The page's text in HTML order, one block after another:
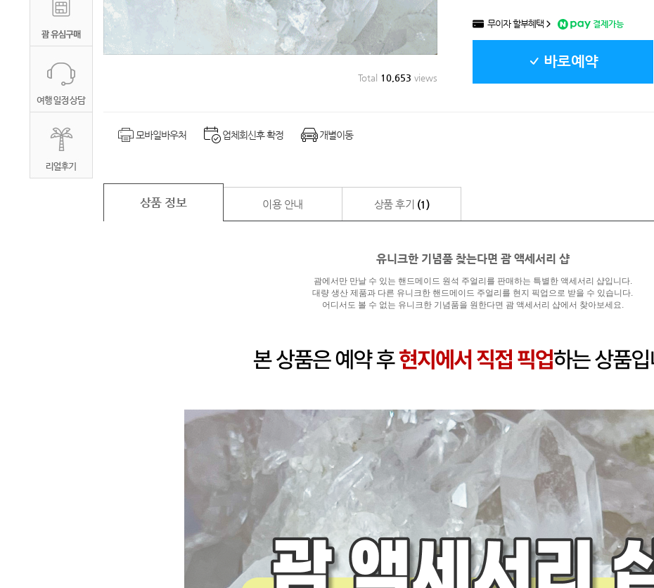
Total 10,653 views
무이자 할부혜택 결제가능
바로예약
모바일바우처 업체회신후 확정 개별이동
상품 정보 이용 안내 상품 후기 (1)
유니크한 기념품 찾는다면 괌 액세서리 샵
괌에서만 만날 수 있는 핸드메이드 원석 주얼리를 판매하는 특별한 액세서리 샵입니다.
대량 생산 제품과 다른 유니크한 핸드메이드 주얼리를 현지 픽업으로 받을 수 있습니다.
어디서도 볼 수 없는 유니크한 기념품을 원한다면 괌 액세서리 샵에서 찾아보세요.